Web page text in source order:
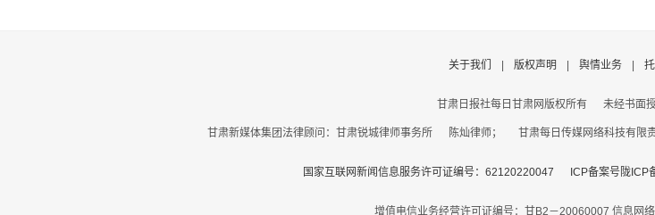
关于我们 版权声明 舆情业务
甘肃日报社每日甘肃网版权所有 未经书面
甘肃新媒体集团法律顾问：甘肃锐城律师事务所 陈灿律师； 甘肃每日传媒网络科技有
国家互联网新闻信息服务许可证编号：62120220047 ICP备案号陇ICP
增值电信业务经营许可证编号：甘B2－20060007 信息网